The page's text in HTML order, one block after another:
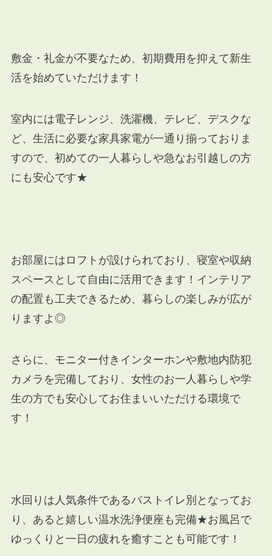
敷金・礼金が不要なため、初期費用を抑えて新生
活を始めていただけます！
室内には電子レンジ、洗濯機、テレビ、デスクな
ど、生活に必要な家具家電が一通り揃っておりま
すので、初めての一人暮らしや急なお引越しの方
にも安心です★
お部屋にはロフトが設けられており、寝室や収納
スペースとして自由に活用できます！インテリア
の配置も工夫できるため、暮らしの楽しみが広が
りますよ◎
さらに、モニター付きインターホンや敷地内防犯
カメラを完備しており、女性のお一人暮らしや学
生の方でも安心してお住まいいただける環境で
す！
水回りは人気条件であるバストイレ別となってお
り、あると嬉しい温水洗浄便座も完備★お風呂で
ゆっくりと一日の疲れを癒すことも可能です！